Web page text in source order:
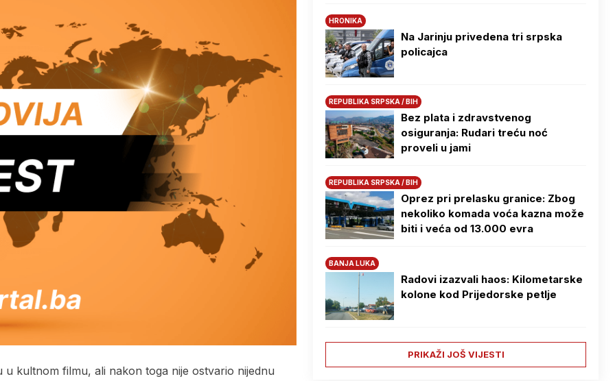
kultnom filmu, ali nakon toga nije ostvario nijednu
HRONIKA
Na Јarinju privedena tri srpska
policajca
REPUBLIKA SRPSKA / BIH
Bez plata i zdravstvenog
osiguranja: Rudari treću noć
proveli u jami
REPUBLIKA SRPSKA / BIH
Oprez pri prelasku granice: Zbog
nekoliko komada voća kazna može
biti i veća od 13.000 evra
BANJA LUKA
Radovi izazvali haos: Kilometarske
kolone kod Prijedorske petlje
PRIKAŽI JOŠ VIJESTI